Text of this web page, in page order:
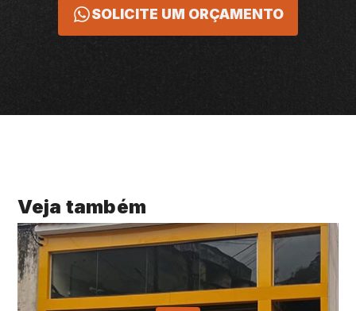
SOLICITE UM ORÇAMENTO
Veja também